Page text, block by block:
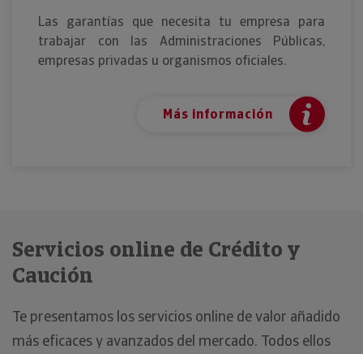
Las garantías que necesita tu empresa para
trabajar con las Administraciones Públicas,
empresas privadas u organismos oficiales.
Más información
Servicios online de Crédito y
Caución
Te presentamos los servicios online de valor añadido
más eficaces y avanzados del mercado. Todos ellos